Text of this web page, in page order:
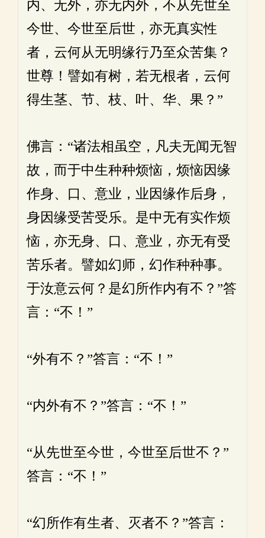
内、无外，亦无内外，不从先世至
今世、今世至后世，亦无真实性
者，云何从无明缘行乃至众苦集？
世尊！譬如有树，若无根者，云何
得生茎、节、枝、叶、华、果？”
佛言：“诸法相虽空，凡夫无闻无智
故，而于中生种种烦恼，烦恼因缘
作身、口、意业，业因缘作后身，
身因缘受苦受乐。是中无有实作烦
恼，亦无身、口、意业，亦无有受
苦乐者。譬如幻师，幻作种种事。
于汝意云何？是幻所作内有不？”答
言：“不！”
“外有不？”答言：“不！”
“内外有不？”答言：“不！”
“从先世至今世，今世至后世不？”
答言：“不！”
“幻所作有生者、灭者不？”答言：